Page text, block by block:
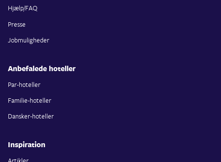
Hjælp/FAQ
Presse
Jobmuligheder
Anbefalede hoteller
Par-hoteller
Familie-hoteller
Dansker-hoteller
Inspiration